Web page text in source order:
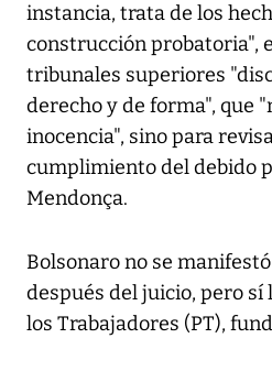
instancia, trata de los
construcción probatoria",
tribunales superiores
derecho y de forma", que
inocencia", sino para
cumplimiento del debido
Mendonça.
Bolsonaro no se
después del juicio, pero sí
los Trabajadores (PT),